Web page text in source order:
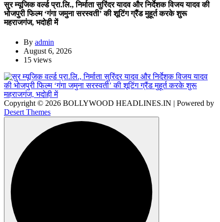
सुर म्यूजिक वर्ल्ड प्रा.लि., निर्माता सुरिंदर यादव और निर्देशक विजय यादव की
भोजपुरी फिल्म ‘गंगा जमुना सरस्वती’ की शूटिंग ग्रैंड मुहूर्त करके शुरू
महराजगंज, भदोही में
By admin
August 6, 2026
15 views
Copyright © 2026 BOLLYWOOD HEADLINES.IN | Powered by
Desert Themes